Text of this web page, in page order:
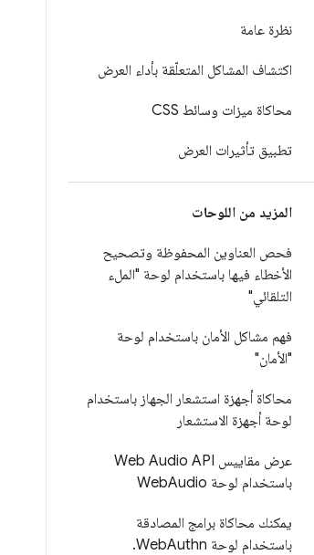
نظرة عامة
اكتشاف المشاكل المتعلّقة بأداء العرض
محاكاة ميزات وسائط CSS
تطبيق تأثيرات العرض
المزيد من اللوحات
فحص العناوين المحفوظة وتصحيح
الأخطاء فيها باستخدام لوحة "الملء
التلقائي"
فهم مشاكل الأمان باستخدام لوحة
"الأمان"
محاكاة أجهزة استشعار الجهاز باستخدام
لوحة أجهزة الاستشعار
عرض مقاييس Web Audio API
باستخدام لوحة Web Audio
يمكنك محاكاة برامج المصادقة
باستخدام لوحة Web Authn
.